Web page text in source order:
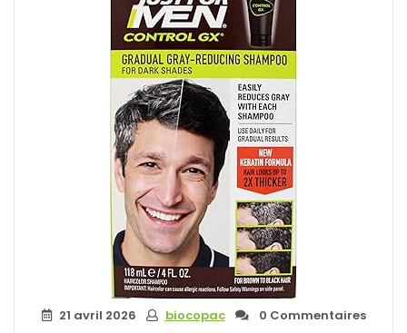
durable »
21 avril 2026 biocopac 0 Commentaires